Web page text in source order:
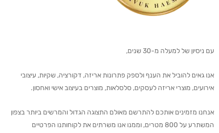
עם ניסיון של למעלה מ-30 שנים,
אנו גאים להוביל את הענף ולספק פתרונות אריזה, דקורציה, שקיות, עיצובי
אירועים, מוצרי אריזה לעסקים, סלסלאות, מוצרים בעיצוב אישי ואחסון.
אנחנו מזמינים אותכם להתרשם מאולם התצוגה הגדול והמרשים ביותר בצפון
המשתרע על 800 מטרים, וממנו אנו משרתים את לקוחותנו הפרטיים